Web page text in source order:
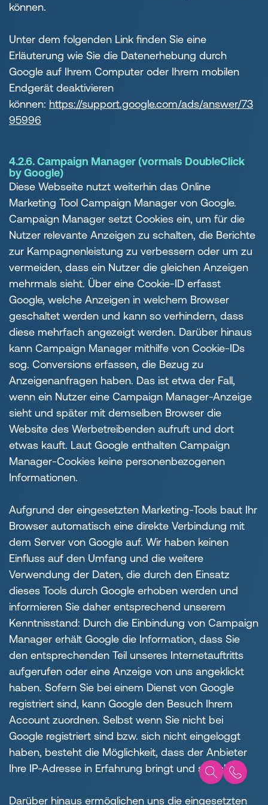
können.
Unter dem folgenden Link finden Sie eine
Erläuterung wie Sie die Datenerhebung durch
Google auf Ihrem Computer oder Ihrem mobilen
Endgerät deaktivieren
können: https://support.google.com/ads/answer/73
95996
4.2.6. Campaign Manager (vormals DoubleClick
by Google)
Diese Webseite nutzt weiterhin das Online
Marketing Tool Campaign Manager von Google.
Campaign Manager setzt Cookies ein, um für die
Nutzer relevante Anzeigen zu schalten, die Berichte
zur Kampagnenleistung zu verbessern oder um zu
vermeiden, dass ein Nutzer die gleichen Anzeigen
mehrmals sieht. Über eine Cookie-ID erfasst
Google, welche Anzeigen in welchem Browser
geschaltet werden und kann so verhindern, dass
diese mehrfach angezeigt werden. Darüber hinaus
kann Campaign Manager mithilfe von Cookie-IDs
sog. Conversions erfassen, die Bezug zu
Anzeigenanfragen haben. Das ist etwa der Fall,
wenn ein Nutzer eine Campaign Manager-Anzeige
sieht und später mit demselben Browser die
Website des Werbetreibenden aufruft und dort
etwas kauft. Laut Google enthalten Campaign
Manager-Cookies keine personenbezogenen
Informationen.
Aufgrund der eingesetzten Marketing-Tools baut Ihr
Browser automatisch eine direkte Verbindung mit
dem Server von Google auf. Wir haben keinen
Einfluss auf den Umfang und die weitere
Verwendung der Daten, die durch den Einsatz
dieses Tools durch Google erhoben werden und
informieren Sie daher entsprechend unserem
Kenntnisstand: Durch die Einbindung von Campaign
Manager erhält Google die Information, dass Sie
den entsprechenden Teil unseres Internetauftritts
aufgerufen oder eine Anzeige von uns angeklickt
haben. Sofern Sie bei einem Dienst von Google
registriert sind, kann Google den Besuch Ihrem
Account zuordnen. Selbst wenn Sie nicht bei
Google registriert sind bzw. sich nicht eingeloggt
haben, besteht die Möglichkeit, dass der Anbieter
Ihre IP-Adresse in Erfahrung bringt und speichert.
Darüber hinaus ermöglichen uns die eingesetzten